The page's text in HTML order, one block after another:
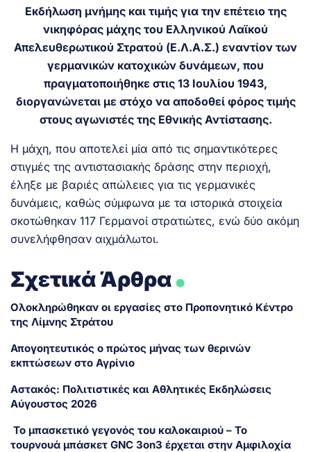
Εκδήλωση μνήμης και τιμής για την επέτειο της
νικηφόρας μάχης του Ελληνικού Λαϊκού
Απελευθερωτικού Στρατού (Ε.Λ.Α.Σ.) εναντίον των
γερμανικών κατοχικών δυνάμεων, που
πραγματοποιήθηκε στις 13 Ιουλίου 1943,
διοργανώνεται με στόχο να αποδοθεί φόρος τιμής
στους αγωνιστές της Εθνικής Αντίστασης.
Η μάχη, που αποτελεί μία από τις σημαντικότερες
στιγμές της αντιστασιακής δράσης στην περιοχή,
έληξε με βαριές απώλειες για τις γερμανικές
δυνάμεις, καθώς σύμφωνα με τα ιστορικά στοιχεία
σκοτώθηκαν 117 Γερμανοί στρατιώτες, ενώ δύο ακόμη
συνελήφθησαν αιχμάλωτοι.
Σχετικά Άρθρα.
Ολοκληρώθηκαν οι εργασίες στο Προπονητικό Κέντρο
της Λίμνης Στράτου
Απογοητευτικός ο πρώτος μήνας των θερινών
εκπτώσεων στο Αγρίνιο
Αστακός: Πολιτιστικές και Αθλητικές Εκδηλώσεις
Αύγουστος 2026
Το μπασκετικό γεγονός του καλοκαιριού – Το
τουρνουά μπάσκετ GNC 3on3 έρχεται στην Αμφιλοχία